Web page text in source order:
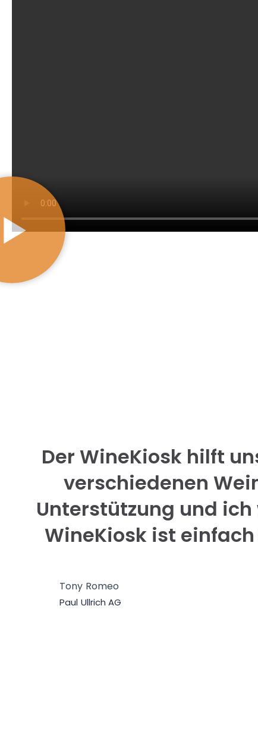
Der WineKiosk hilft
verschiedenen
Unterstützung und
WineKiosk ist
Tony Romeo
Paul Ullrich AG